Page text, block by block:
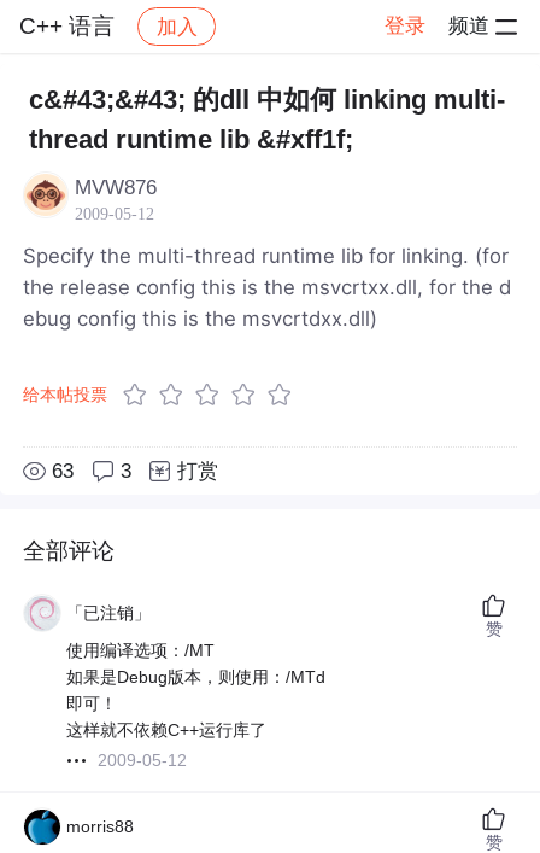
C++ 语言 加入 登录 频道
社区 C++ 语言 帖子详情
c&#43;&#43; 的dll 中如何 linking multi-
thread runtime lib &#xff1f;
MVW876
2009-05-12
Specify the multi-thread runtime lib for linking. (for
the release config this is the msvcrtxx.dll, for the d
ebug config this is the msvcrtdxx.dll)
给本帖投票
63 3 打赏
全部评论
「已注销」
使用编译选项：/MT
如果是Debug版本，则使用：/MTd
即可！
这样就不依赖C++运行库了
2009-05-12
赞
morris88
赞